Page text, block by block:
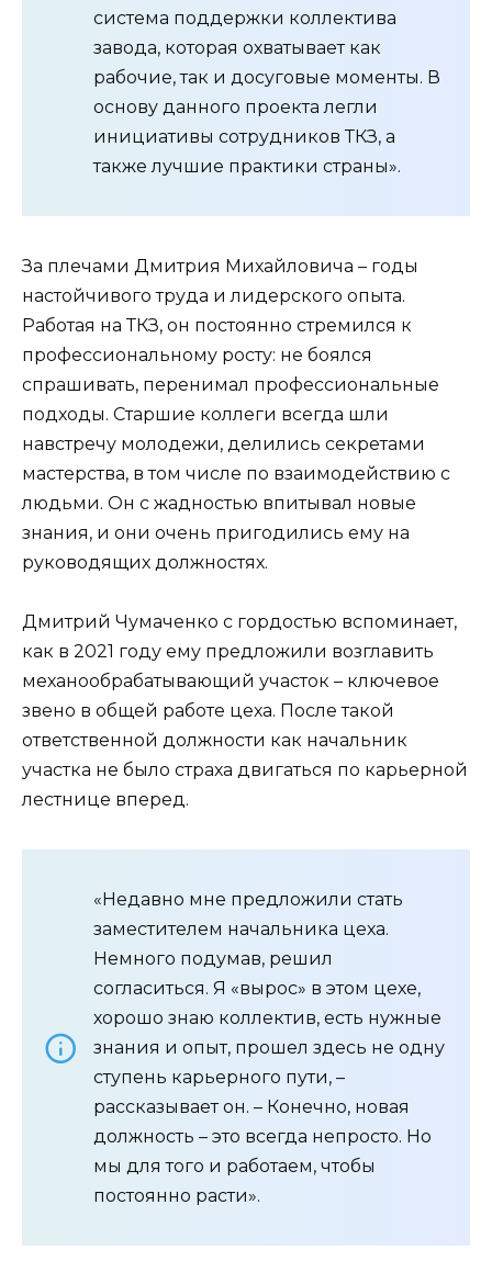
система поддержки коллектива
завода, которая охватывает как
рабочие, так и досуговые моменты. В
основу данного проекта легли
инициативы сотрудников ТКЗ, а
также лучшие практики страны».
За плечами Дмитрия Михайловича – годы
настойчивого труда и лидерского опыта.
Работая на ТКЗ, он постоянно стремился к
профессиональному росту: не боялся
спрашивать, перенимал профессиональные
подходы. Старшие коллеги всегда шли
навстречу молодежи, делились секретами
мастерства, в том числе по взаимодействию с
людьми. Он с жадностью впитывал новые
знания, и они очень пригодились ему на
руководящих должностях.
Дмитрий Чумаченко с гордостью вспоминает,
как в 2021 году ему предложили возглавить
механообрабатывающий участок – ключевое
звено в общей работе цеха. После такой
ответственной должности как начальник
участка не было страха двигаться по карьерной
лестнице вперед.
«Недавно мне предложили стать
заместителем начальника цеха.
Немного подумав, решил
согласиться. Я «вырос» в этом цехе,
хорошо знаю коллектив, есть нужные
знания и опыт, прошел здесь не одну
ступень карьерного пути, –
рассказывает он. – Конечно, новая
должность – это всегда непросто. Но
мы для того и работаем, чтобы
постоянно расти».